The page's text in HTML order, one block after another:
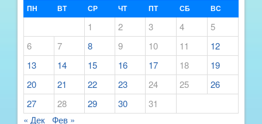
ПН ВТ СР ЧТ ПТ СБ ВС
1 2 3 4
5
6
7 8 9 10 11
12
13
14 15 16 17 18
19
20
21 22 23 24 25
26
27
28 29 30
31
« Дек Фев »